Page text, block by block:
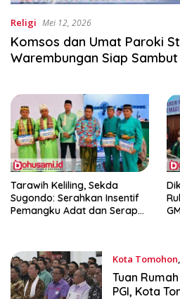
Religi Mei 12, 2026
Komsos dan Umat Paroki
Warembungan Siap
Tarawih Keliling, Sekda
Sugondo: Serahkan Insentif
Pemangku Adat dan Serap
Kota Tomohon,
Tuan
PGI, Kota